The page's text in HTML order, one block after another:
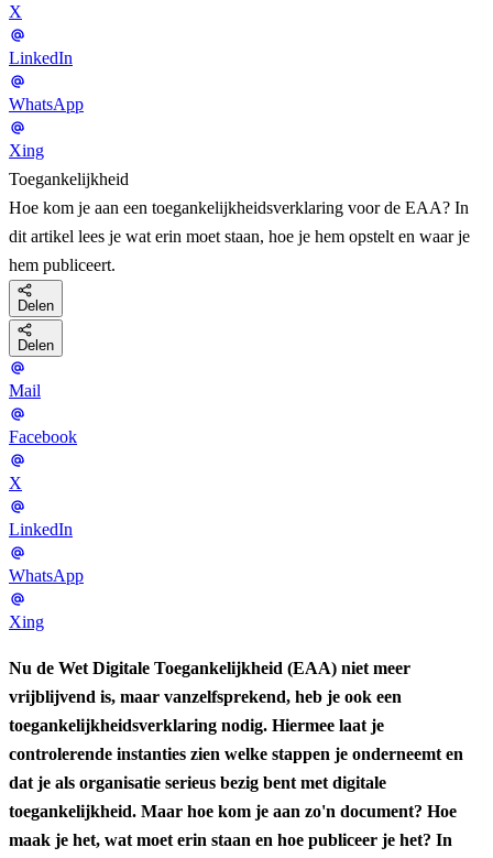
X
LinkedIn
WhatsApp
Xing
Toegankelijkheid
Hoe kom je aan een toegankelijkheidsverklaring voor de EAA? In
dit artikel lees je wat erin moet staan, hoe je hem opstelt en waar je
hem publiceert.
Delen
Delen
Mail
Facebook
X
LinkedIn
WhatsApp
Xing
Nu de Wet Digitale Toegankelijkheid (EAA) niet meer
vrijblijvend is, maar vanzelfsprekend, heb je ook een
toegankelijkheidsverklaring nodig. Hiermee laat je
controlerende instanties zien welke stappen je onderneemt en
dat je als organisatie serieus bezig bent met digitale
toegankelijkheid. Maar hoe kom je aan zo'n document? Hoe
maak je het, wat moet erin staan en hoe publiceer je het? In